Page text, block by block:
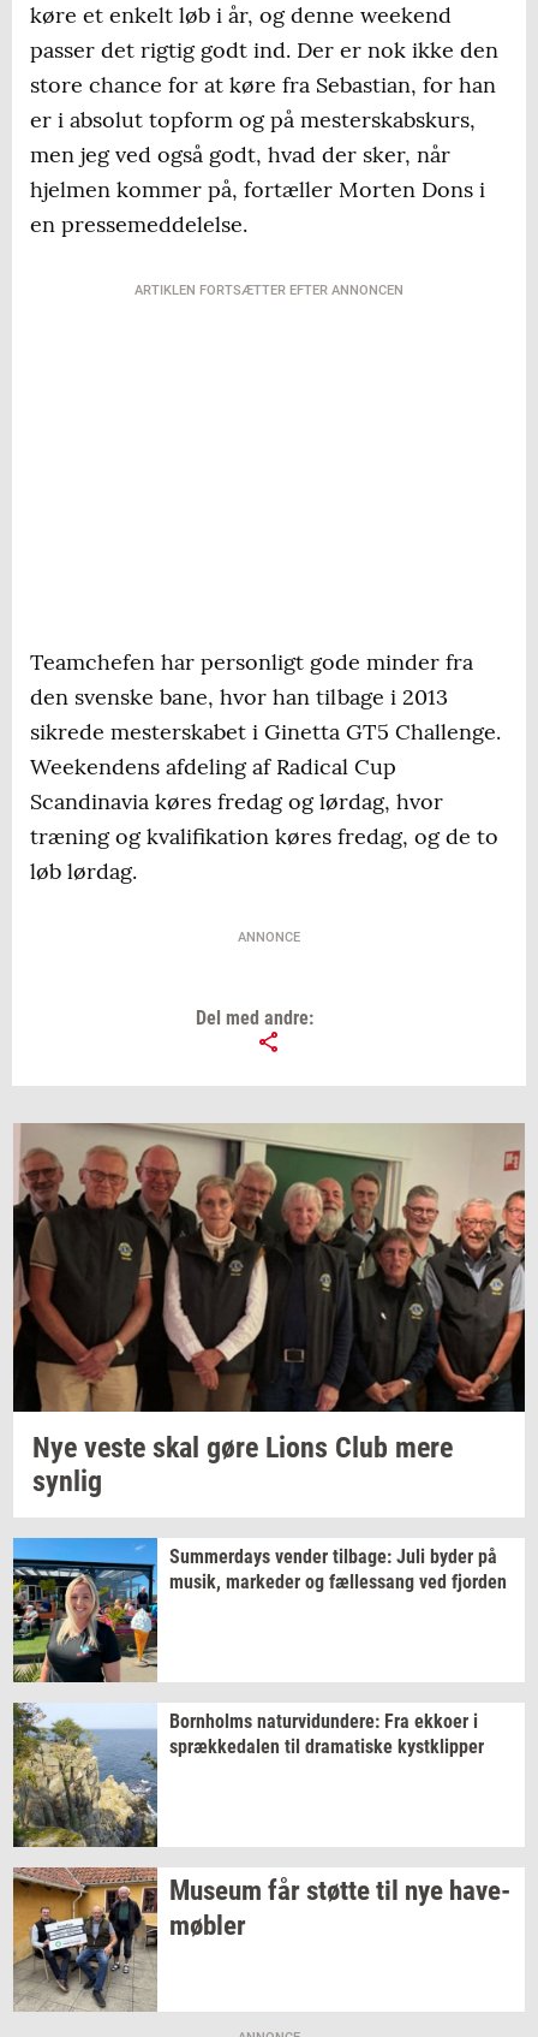
køre et enkelt løb i år, og denne weekend
passer det rigtig godt ind. Der er nok ikke den
store chance for at køre fra Sebastian, for han
er i absolut topform og på mesterskabskurs,
men jeg ved også godt, hvad der sker, når
hjelmen kommer på, fortæller Morten Dons i
en pressemeddelelse.
ARTIKLEN FORTSÆTTER EFTER ANNONCEN
Teamchefen har personligt gode minder fra
den svenske bane, hvor han tilbage i 2013
sikrede mesterskabet i Ginetta GT5 Challenge.
Weekendens afdeling af Radical Cup
Scandinavia køres fredag og lørdag, hvor
træning og kvalifikation køres fredag, og de to
løb lørdag.
ANNONCE
Del med andre:
Nye veste skal gøre Lions Club mere
syn­lig
Sum­mer­days ven­der til­ba­ge: Juli byder på
musik, mar­ke­der og fæl­les­sang ved fjor­den
Born­holms na­tur­vi­dun­de­re: Fra ek­ko­er i
spræk­ke­da­len til dra­ma­ti­ske kyst­klip­per
Mu­se­um fårstøt­tetil nye ha­ve­
møb­ler